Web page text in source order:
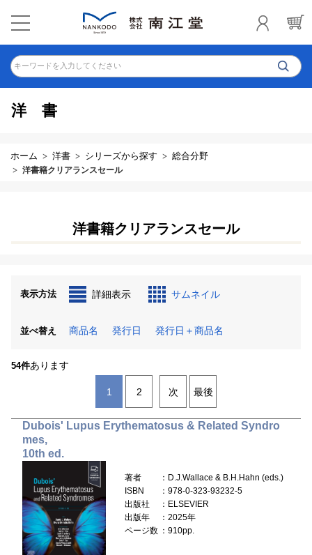
キーワードを入力してください
洋書
ホーム 洋書 シリーズから探す 総合分野
洋書籍クリアランスセール
洋書籍クリアランスセール
表示方法 詳細表示 サムネイル
並べ替え 商品名 発行日 発行日＋商品名
54件あります
1 2 次 最後
Dubois' Lupus Erythematosus & Related Syndro
mes,
10th ed.
著者
：D.J.Wallace & B.H.Hahn (eds.)
ISBN
：978-0-323-93232-5
出版社
：ELSEVIER
出版年
：2025年
ページ数 ：910pp.